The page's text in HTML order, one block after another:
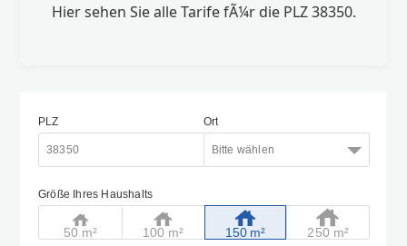
Hier sehen Sie alle Tarife fÃ¼r die PLZ 38350.